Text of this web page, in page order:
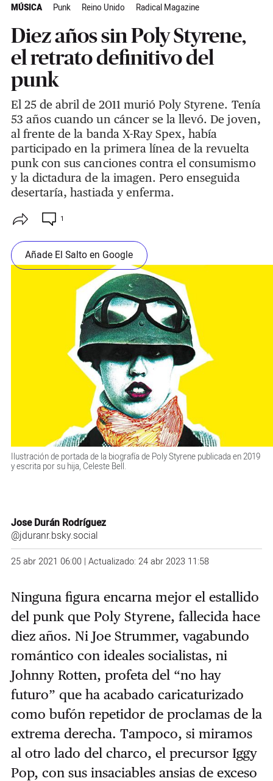
MÚSICA Punk Reino Unido Radical Magazine
Diez años sin Poly Styrene,
el retrato definitivo del
punk
El 25 de abril de 2011 murió Poly Styrene. Tenía
53 años cuando un cáncer se la llevó. De joven,
al frente de la banda X-Ray Spex, había
participado en la primera línea de la revuelta
punk con sus canciones contra el consumismo
y la dictadura de la imagen. Pero enseguida
desertaría, hastiada y enferma.
1
Añade El Salto en Google
Ilustración de portada de la biografía de Poly Styrene publicada en 2019
y escrita por su hija, Celeste Bell.
Jose Durán Rodríguez
@jduranr.bsky.social
25 abr 2021 06:00 | Actualizado: 24 abr 2023 11:58
Ninguna figura encarna mejor el estallido
del punk que Poly Styrene, fallecida hace
diez años. Ni Joe Strummer, vagabundo
romántico con ideales socialistas, ni
Johnny Rotten, profeta del “no hay
futuro” que ha acabado caricaturizado
como bufón repetidor de proclamas de la
extrema derecha. Tampoco, si miramos
al otro lado del charco, el precursor Iggy
Pop, con sus insaciables ansias de exceso